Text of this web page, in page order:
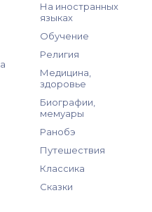
На иностранных
языках
Обучение
Религия
Медицина,
здоровье
Биографии,
мемуары
Ранобэ
Путешествия
Классика
Сказки